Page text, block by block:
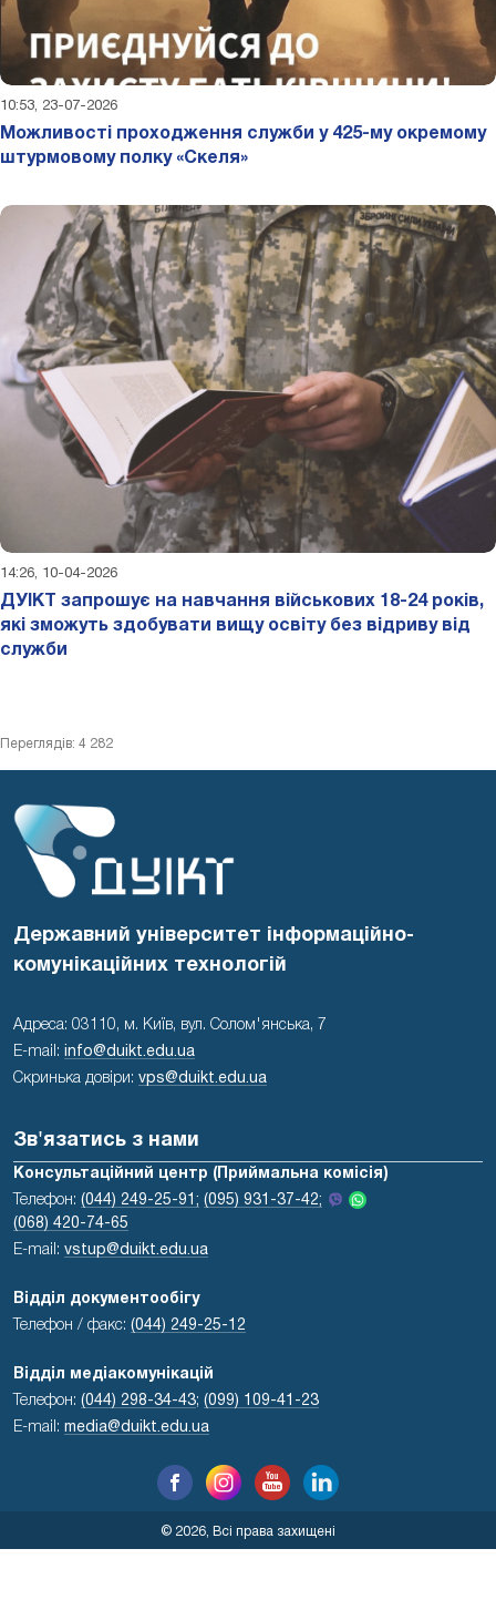
10:53, 23-07-2026
Можливості проходження служби у 425-му окремому
штурмовому полку «Скеля»
14:26, 10-04-2026
ДУІКТ запрошує на навчання військових 18-24 років,
які зможуть здобувати вищу освіту без відриву від
служби
Переглядів: 4 282
Державний університет інформаційно-
комунікаційних технологій
Адреса: 03110, м. Київ, вул. Солом'янська, 7
E-mail: info@duikt.edu.ua
Скринька довіри: vps@duikt.edu.ua
Зв'язатись з нами
Консультаційний центр (Приймальна комісія)
Телефон: (044) 249-25-91; (095) 931-37-42;
(068) 420-74-65
E-mail: vstup@duikt.edu.ua
Відділ документообігу
Телефон / факс: (044) 249-25-12
Відділ медіакомунікацій
Телефон: (044) 298-34-43; (099) 109-41-23
E-mail: media@duikt.edu.ua
© 2026, Всі права захищені